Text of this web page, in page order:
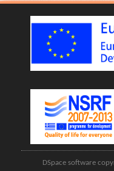
DSpace software